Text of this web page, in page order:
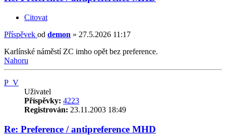
Citovat
Příspěvek od demon » 27.5.2026 11:17
Karlínské náměstí ZC imho opět bez preference.
Nahoru
P_V
Uživatel
Příspěvky: 4223
Registrován: 23.11.2003 18:49
Re: Preference / antipreference MHD